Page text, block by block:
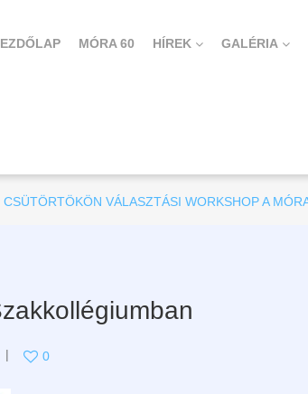
MÓRA 60 HÍREK GALÉRIA
CSÜTÖRTÖKÖN VÁLASZTÁSI WORKSHOP A
0